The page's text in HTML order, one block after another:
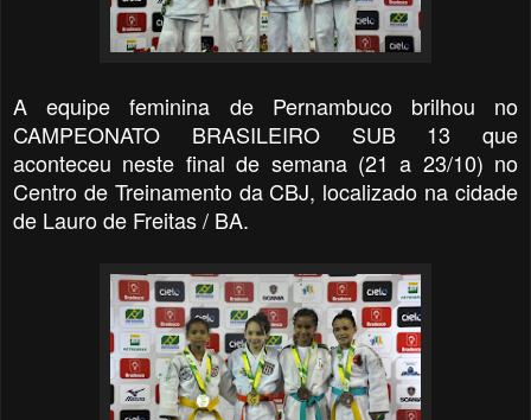
A equipe feminina de Pernambuco brilhou no
CAMPEONATO BRASILEIRO SUB 13 que
aconteceu neste final de semana (21 a 23/10) no
Centro de Treinamento da CBJ, localizado na cidade
de Lauro de Freitas / BA.